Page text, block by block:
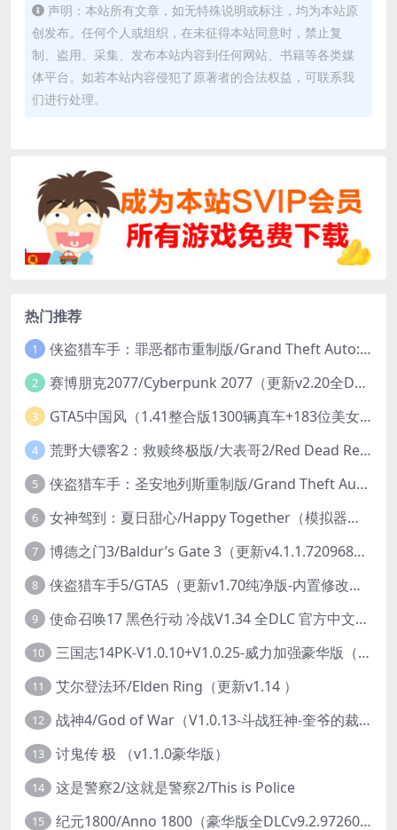
声明：本站所有文章，如无特殊说明或标注，均为本站原
创发布。任何个人或组织，在未征得本站同意时，禁止复
制、盗用、采集、发布本站内容到任何网站、书籍等各类媒
体平台。如若本站内容侵犯了原著者的合法权益，可联系我
们进行处理。
热门推荐
1 侠盗猎车手：罪恶都市重制版/Grand Theft Auto: Vice City – The Definitive Edition
2 赛博朋克2077/Cyberpunk 2077（更新v2.20全DLC）
3 GTA5中国风（1.41整合版1300辆真车+183位美女与英雄+200%存档）
4 荒野大镖客2：救赎终极版/大表哥2/Red Dead Redemption 2: Ultimate Edition（更新v1491.50终极版）
5 侠盗猎车手：圣安地列斯重制版/Grand Theft Auto: San Andreas – The Definitive Edition（更新v1.113.49697469）
6 女神驾到：夏日甜心/Happy Together（模拟器版-升级豪华终极珍藏版+全DLC）
7 博德之门3/Baldur’s Gate 3（更新v4.1.1.7209685）
8 侠盗猎车手5/GTA5（更新v1.70纯净版-内置修改器+通关存档）
9 使命召唤17 黑色行动 冷战V1.34 全DLC 官方中文版COD17
10 三国志14PK-V1.0.10+V1.0.25-威力加强豪华版（武将面容套装-全DLC+季票+特典+中文语音+编辑修改器）
11 艾尔登法环/Elden Ring（更新v1.14 ）
12 战神4/God of War（V1.0.13-斗战狂神-奎爷的裁决+全DLC）
13 讨鬼传 极 （v1.1.0豪华版）
14 这是警察2/这就是警察2/This is Police
15 纪元1800/Anno 1800（豪华版全DLCv9.2.972600）